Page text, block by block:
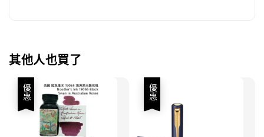
其他人也買了
優惠 優惠